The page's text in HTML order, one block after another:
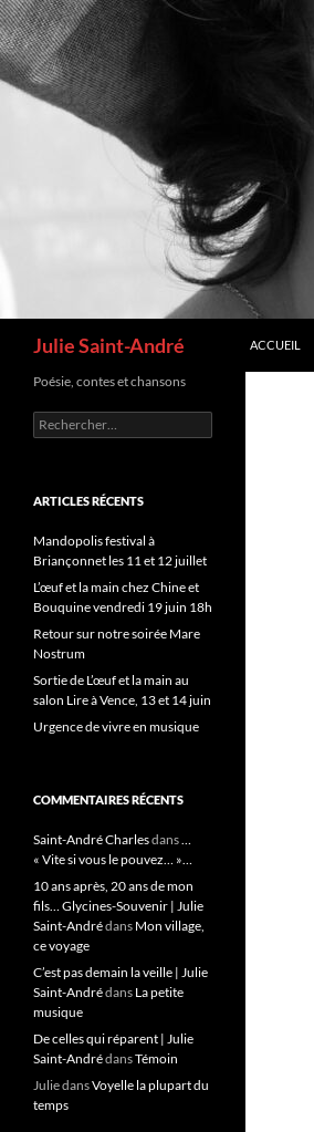
Julie Saint-André ACCUEIL
Poésie, contes et chansons
Rechercher :
ARTICLES RÉCENTS
Mandopolis festival à
Briançonnet les 11 et 12 juillet
L’œuf et la main chez Chine et
Bouquine vendredi 19 juin 18h
Retour sur notre soirée Mare
Nostrum
Sortie de L’œuf et la main au
salon Lire à Vence, 13 et 14 juin
Urgence de vivre en musique
COMMENTAIRES RÉCENTS
Saint-André Charlesdans…
« Vite si vous le pouvez… »…
10 ans après, 20 ans de mon
fils… Glycines-Souvenir | Julie
Saint-Andrédans Mon village,
ce voyage
C’est pas demain la veille | Julie
Saint-Andrédans La petite
musique
De celles qui réparent | Julie
Saint-AndrédansTémoin
JuliedansVoyelle la plupart du
temps